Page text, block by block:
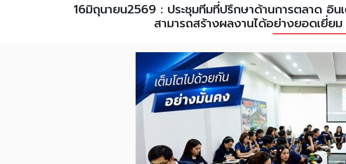
16มิถุนายน2569 : ประชุมทีมที่ปรึกษาด้านการตลาด อิ
สามารถสร้างผลงานได้อย่างยอดเยี่ย